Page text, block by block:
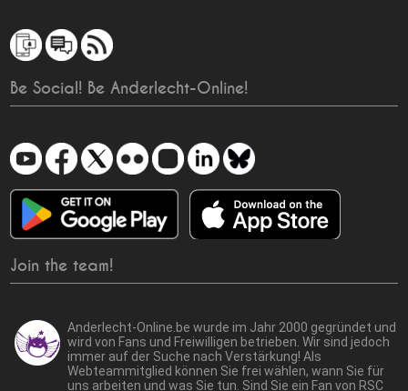
Be Social! Be Anderlecht-Online!
Join the team!
Anderlecht-Online.be wurde im Jahr 2000 gegründet und
wird von Fans und Freiwilligen betrieben. Wir sind jedoch
immer auf der Suche nach Verstärkung! Als
Webteammitglied können Sie frei wählen, wann Sie für
uns arbeiten und was Sie tun. Sind Sie ein Fan von RSC